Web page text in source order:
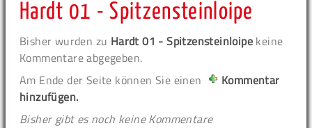
Hardt 01 - Spitzensteinloipe
Bisher wurden zu Hardt 01 - Spitzensteinloipe keine
Kommentare abgegeben.
Am Ende der Seite können Sie einen
Kommentar
hinzufügen.
Bisher gibt es noch keine Kommentare